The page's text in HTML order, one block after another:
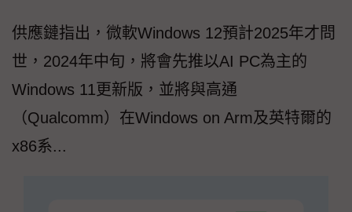
供應鏈指出，微軟Windows 12預計2025年才問
世，2024年中旬，將會先推以AI PC為主的
Windows 11更新版，並將與高通
（Qualcomm）在Windows on Arm及英特爾的
x86系...